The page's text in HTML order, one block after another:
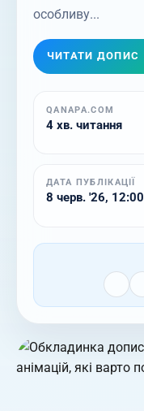
особливу...
ЧИТАТИ ДОПИС
QANAPA.COM
4 хв. читання
ДАТА ПУБЛІКАЦІЇ
8 черв. '26, 12:00